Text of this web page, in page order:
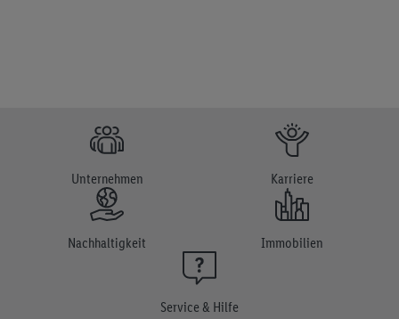
Unternehmen Karriere
Nachhaltigkeit Immobilien
Service & Hilfe